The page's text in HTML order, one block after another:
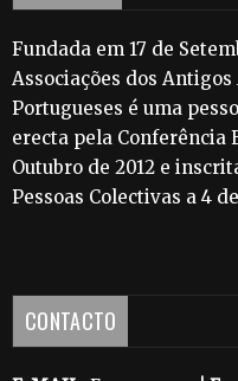
Fundada em 17 de
Associações dos
Portugueses é uma
erecta pela Conferência
Outubro de 2012 e
Pessoas Colectivas a 4
CONTACTO